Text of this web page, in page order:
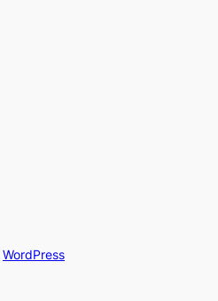
WordPress